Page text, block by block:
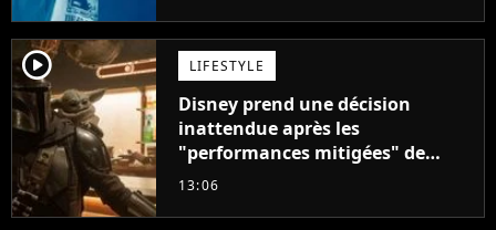
player2 LIFESTYLE
Disney prend une décision
inattendue après les
"performances mitigées" de
Vaiana et The Mandalorian &
13:06